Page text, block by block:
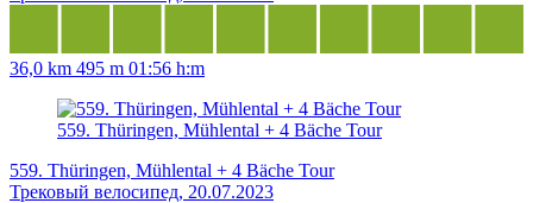
36,0 km 495 m 01:56 h:m
559. Thüringen, Mühlental + 4 Bäche Tour
559. Thüringen, Mühlental + 4 Bäche Tour
Трековый велосипед, 20.07.2023